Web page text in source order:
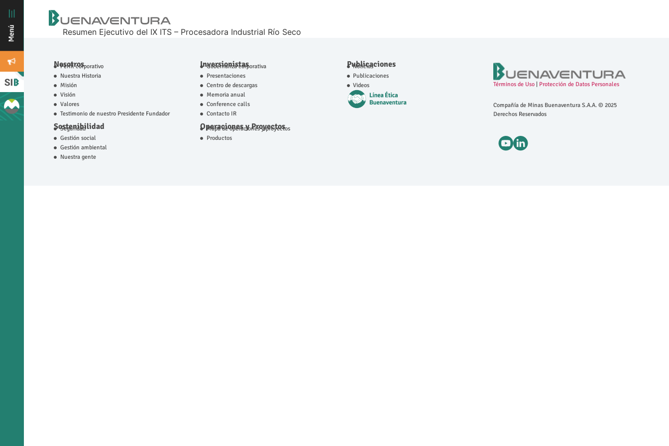
Resumen Ejecutivo del IX ITS – Procesadora Industrial Río Seco
Nosotros
Perfil corporativo
Nuestra Historia
Misión
Visión
Valores
Testimonio de nuestro Presidente Fundador
Sostenibilidad
Seguridad
Gestión social
Gestión ambiental
Nuestra gente
Inversionistas
Gobernanza corporativa
Presentaciones
Centro de descargas
Memoria anual
Conference calls
Contacto IR
Operaciones y Proyectos
Mapa de operaciones y proyectos
Productos
Publicaciones
Noticias
Publicaciones
Videos
Términos de Uso| Protección de Datos Personales
Compañía de Minas Buenaventura S.A.A. © 2025
Derechos Reservados